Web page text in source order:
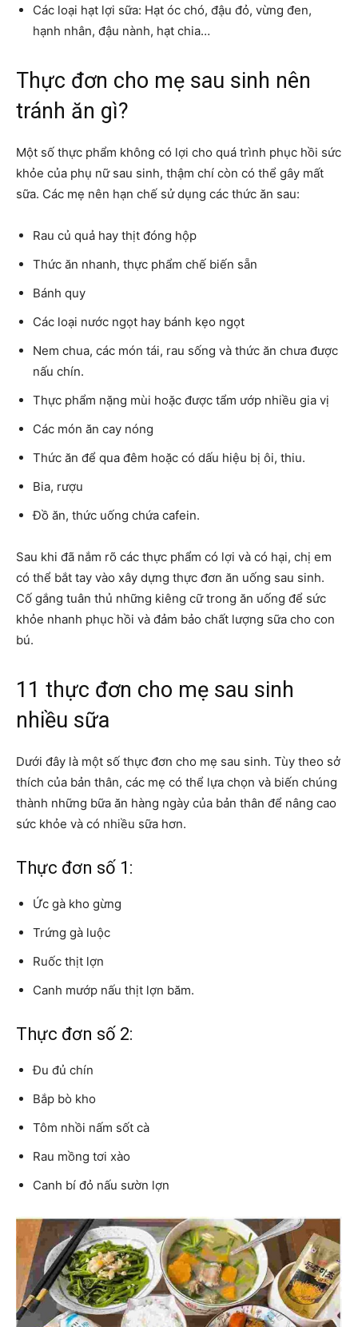
Các loại hạt lợi sữa: Hạt óc chó, đậu đỏ, vừng đen,
hạnh nhân, đậu nành, hạt chia…
Thực đơn cho mẹ sau sinh nên
tránh ăn gì?
Một số thực phẩm không có lợi cho quá trình phục hồi sức
khỏe của phụ nữ sau sinh, thậm chí còn có thể gây mất
sữa. Các mẹ nên hạn chế sử dụng các thức ăn sau:
Rau củ quả hay thịt đóng hộp
Thức ăn nhanh, thực phẩm chế biến sẵn
Bánh quy
Các loại nước ngọt hay bánh kẹo ngọt
Nem chua, các món tái, rau sống và thức ăn chưa được
nấu chín.
Thực phẩm nặng mùi hoặc được tẩm ướp nhiều gia vị
Các món ăn cay nóng
Thức ăn để qua đêm hoặc có dấu hiệu bị ôi, thiu.
Bia, rượu
Đồ ăn, thức uống chứa cafein.
Sau khi đã nắm rõ các thực phẩm có lợi và có hại, chị em
có thể bắt tay vào xây dựng thực đơn ăn uống sau sinh.
Cố gắng tuân thủ những kiêng cữ trong ăn uống để sức
khỏe nhanh phục hồi và đảm bảo chất lượng sữa cho con
bú.
11 thực đơn cho mẹ sau sinh
nhiều sữa
Dưới đây là một số thực đơn cho mẹ sau sinh. Tùy theo sở
thích của bản thân, các mẹ có thể lựa chọn và biến chúng
thành những bữa ăn hàng ngày của bản thân để nâng cao
sức khỏe và có nhiều sữa hơn.
Thực đơn số 1:
Ức gà kho gừng
Trứng gà luộc
Ruốc thịt lợn
Canh mướp nấu thịt lợn băm.
Thực đơn số 2:
Đu đủ chín
Bắp bò kho
Tôm nhồi nấm sốt cà
Rau mồng tơi xào
Canh bí đỏ nấu sườn lợn